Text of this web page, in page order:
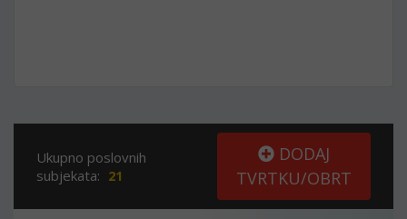
Ukupno poslovnih
subjekata: 21
DODAJ
TVRTKU/OBRT